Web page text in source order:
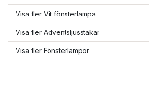
Visa fler Vit fönsterlampa
Visa fler Adventsljusstakar
Visa fler Fönsterlampor